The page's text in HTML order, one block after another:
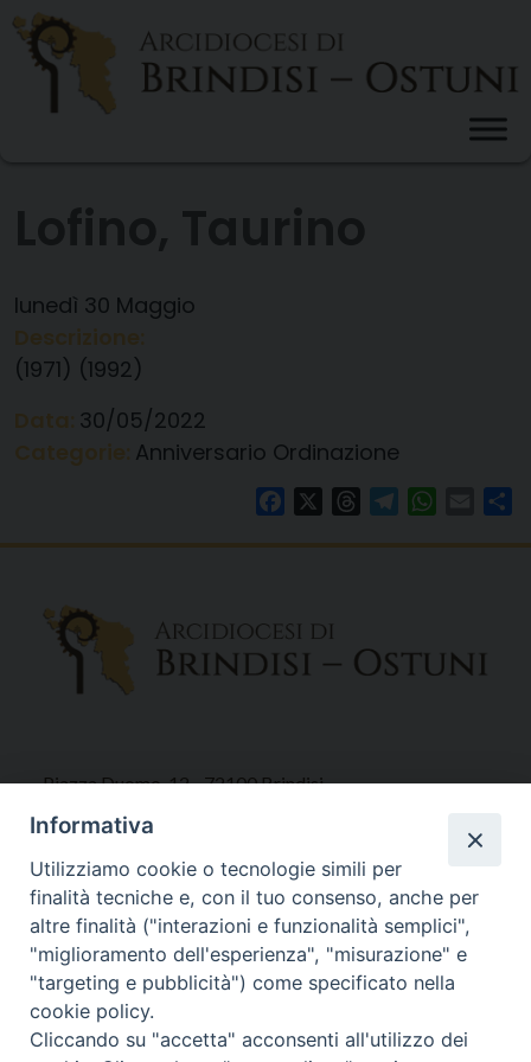
Skip
content
lunedì 30 Maggio
(1971) (1992)
30/05/2022
Anniversario Ordinazione
FacebookThreadsTelegram Email
Piazza Duomo, 12 - 72100 Brindisi
Tel 0831.521958
Fax 0831.528315
Orari Curia
Mar. / Mer. / Giov. ore 9 - 13
nei mesi estivi solo Martedì ore 9 - 13
Informativa
Utilizziamo cookie o tecnologie simili per
finalità tecniche e, con il tuo consenso, anche per
altre finalità ("interazioni e funzionalità semplici",
"miglioramento dell'esperienza", "misurazione" e
"targeting e pubblicità") come specificato nella
cookie policy.
Cliccando su "accetta" acconsenti all'utilizzo dei